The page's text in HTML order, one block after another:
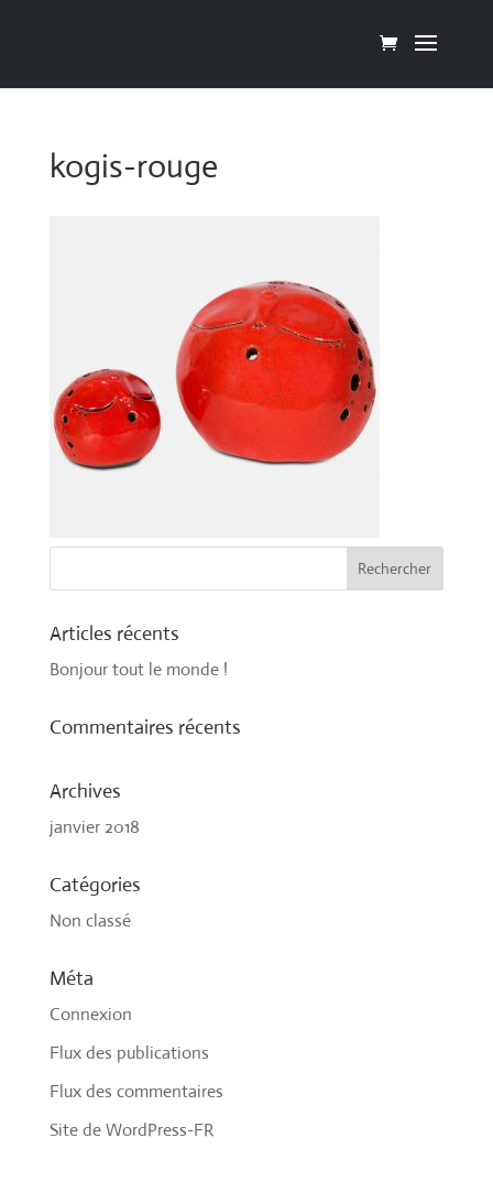
kogis-rouge
Articles récents
Bonjour tout le monde !
Commentaires récents
Archives
janvier 2018
Catégories
Non classé
Méta
Connexion
Flux des publications
Flux des commentaires
Site de WordPress-FR